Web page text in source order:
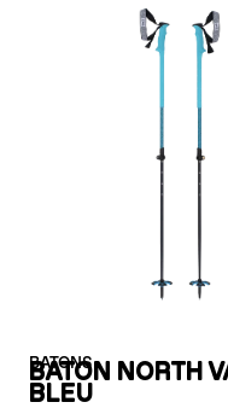
BATONS
BATON NORTH
BLEU